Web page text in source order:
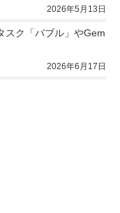
2026年5月13日
スク「バブル」やGem
2026年6月17日